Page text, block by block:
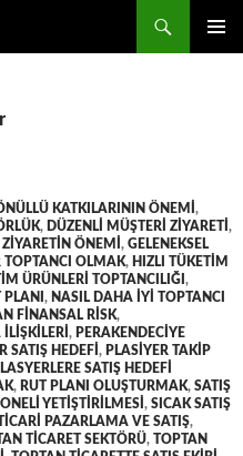
KATKILARININ ÖNEMI ,
, DÜZENLI MÜŞTERI ZIYARETI ,
ÖNEMI , GELENEKSEL
TOPTANCI OLMAK, HIZLI TÜKETIM
ÜRÜNLERI TOPTANCILIĞI ,
, NASIL DAHA IYI TOPTANCI
FINANSAL RISK,
, PERAKENDECIYE
SATIŞ HEDEFI , PLASIYER TAKIP
SATIŞ HEDEFI
, RUT PLANI OLUŞTURMAK, SATIŞ
YETIŞTIRILMESI , SICAK SATIŞ
PAZARLAMA VE SATIŞ,
TICARET SEKTÖRÜ, TOPTAN